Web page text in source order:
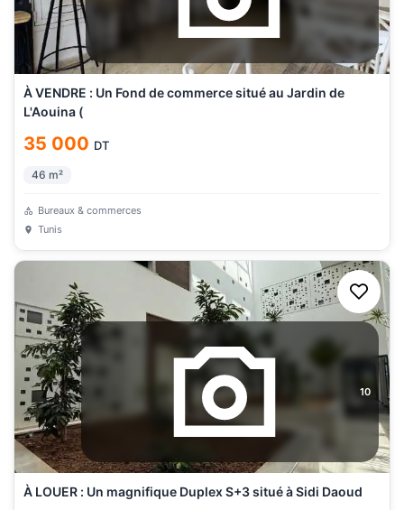
À VENDRE : Un Fond de commerce situé au Jardin de
L'Aouina (
35 000 DT
46 m²
Bureaux & commerces
Tunis
10
À LOUER : Un magnifique Duplex S+3 situé à Sidi Daoud